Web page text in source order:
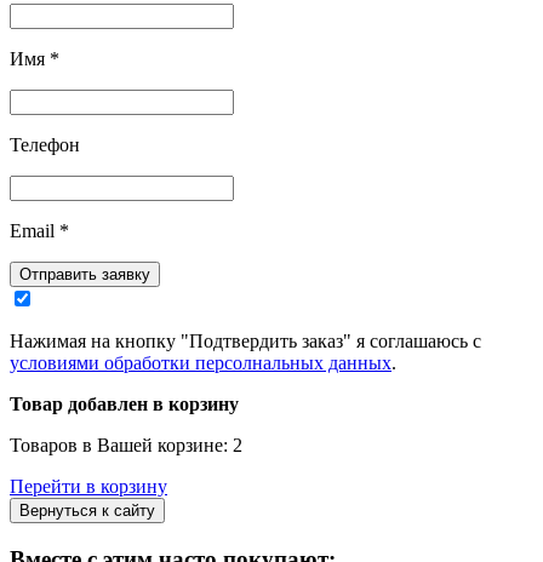
Имя *
Телефон
Email *
Отправить заявку
Нажимая на кнопку "Подтвердить заказ" я соглашаюсь с
условиями обработки персолнальных данных.
Товар добавлен в корзину
Товаров в Вашей корзине: 2
Перейти в корзину
Вернуться к сайту